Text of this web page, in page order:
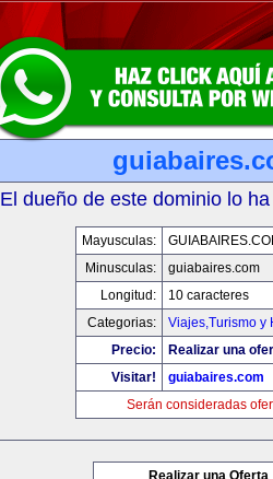
El dueño de este dominio lo
Mayusculas:
Minusculas:
guiabaires.com
Longitud:
10 caracteres
Categorias:
Viajes,Turismo y
Precio:
Realizar una
Visitar!
guiabaires.com
Serán consideradas
Realizar una Oferta